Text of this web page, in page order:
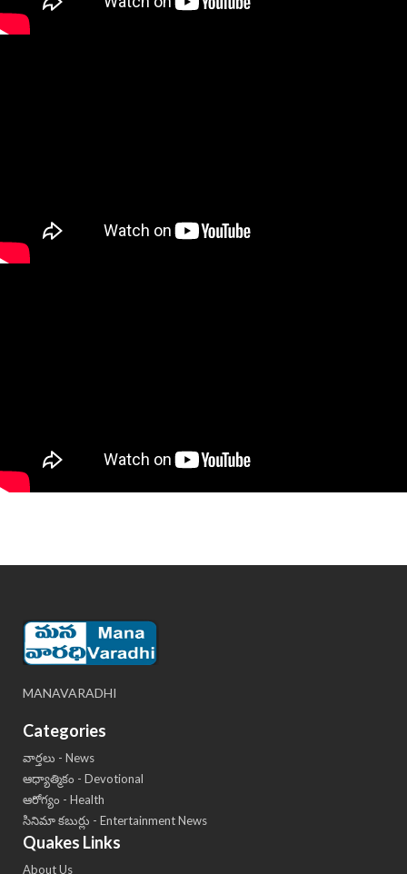
MANAVARADHI
Categories
వార్తలు - News
ఆధ్యాత్మికం - Devotional
ఆరోగ్యం - Health
సినిమా కబుర్లు - Entertainment News
Quakes Links
About Us